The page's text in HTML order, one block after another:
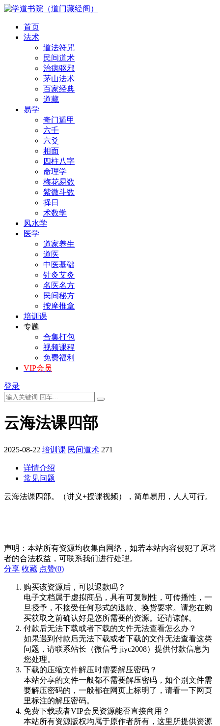
首页
法术
道法符咒
民间道术
治病驱邪
茅山法术
百家经典
道藏
易学
奇门遁甲
六壬
六爻
相面
四柱八字
命理学
梅花易数
紫微斗数
择日
术数学
风水学
医学
道家养生
道医
中医基础
针灸艾灸
名医名方
民间秘方
按摩推拿
培训课
专题
合集打包
视频课程
免费福利
VIP会员
登录
云海法课四部
2025-08-22 培训课 民间道术 271
详情介绍
常见问题
云海法课四部。（讲义+授课视频），简单易用，人人可行。
声明：本站所有资源均收集自网络，如若本站内容侵犯了原著
者的合法权益，可联系我们进行处理。
分享 收藏 点赞(0)
购买该资源后，可以退款吗？
电子文档属于虚拟商品，具有可复制性，可传播性，一
旦授予，不接受任何形式的退款、换货要求。请您在购
买获取之前确认好是您所需要的资源。还请谅解。
付款后无法下载或者下载的文件无法查看怎么办？
如果遇到付款后无法下载或者下载的文件无法查看这类
问题，请联系站长（微信号 jiyc2008）提供付款信息为
您处理。
下载的压缩文件解压时需要解压密码？
本站分享的文件一般都不需要解压密码，如个别文件需
要解压密码的，一般都在网页上标明了，请看一下网页
里标注的解压密码。
免费下载或者VIP会员资源能否直接商用？
本站所有资源版权均属于原作者所有，这里所提供资源